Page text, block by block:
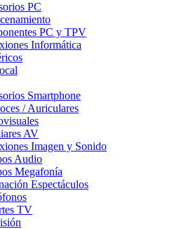
PC
PC y TPV
Informática
Smartphone
/ Auriculares
AV
Imagen y Sonido
Audio
Megafonía
Espectáculos
TV